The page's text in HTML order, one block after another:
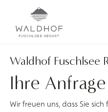
Zum Inhalt
Waldhof Fuschlsee
Ihre Anfrage
Wir freuen uns, dass Sie